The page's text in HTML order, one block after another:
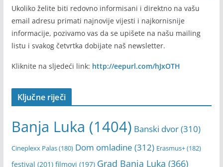
Ukoliko želite biti redovno informisani i direktno na vašu
email adresu primati najnovije vijesti i najkornisnije
informacije, pozivamo vas da se upišete na našu mailing
listu i svakog četvrtka dobijate naš newsletter.
Kliknite na sljedeći link: http://eepurl.com/hJxOTH
Ključne riječi
Banja Luka (1404) Banski dvor(310)
Cineplexx Palas(180) Dom omladine (312) Erasmus+(182)
festival (201) filmovi (197) Grad Banja Luka (366)